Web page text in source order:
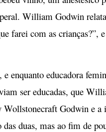
William Godwin
farei com as crianças?”,
enquanto educadora
ser educadas, que
Godwin e a
duas, mas ao fim de